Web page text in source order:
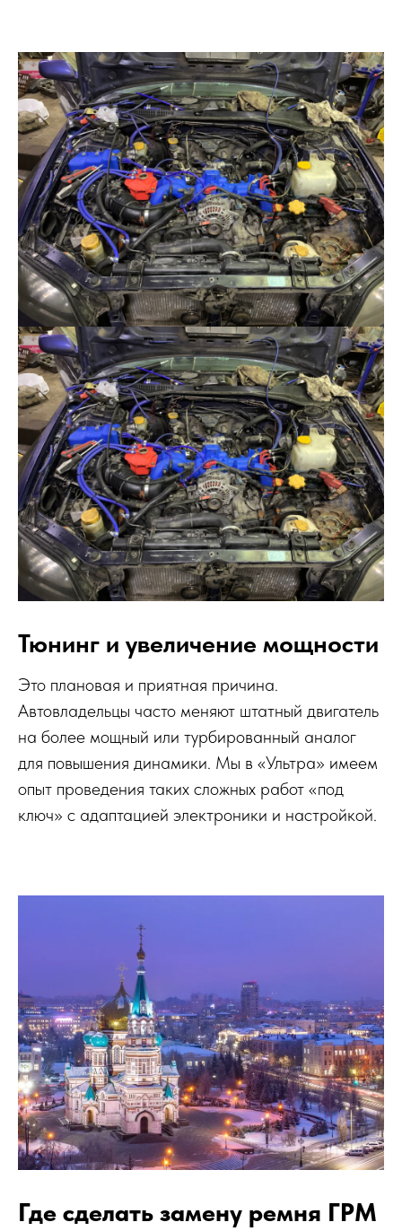
Тюнинг и увеличение мощности
Это плановая и приятная причина.
Автовладельцы часто меняют штатный двигатель
на более мощный или турбированный аналог
для повышения динамики. Мы в «Ультра» имеем
опыт проведения таких сложных работ «под
ключ» с адаптацией электроники и настройкой.
Где сделать замену ремня ГРМ